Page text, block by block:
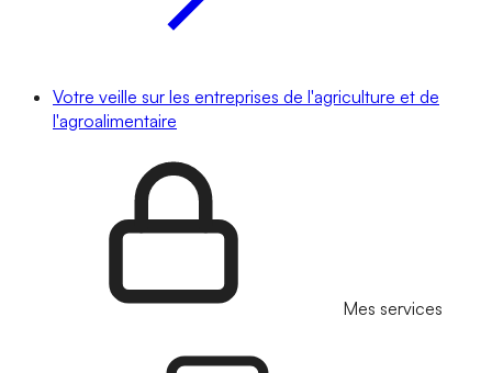
Votre veille sur les entreprises de l'agriculture et de
l'agroalimentaire
Mes services